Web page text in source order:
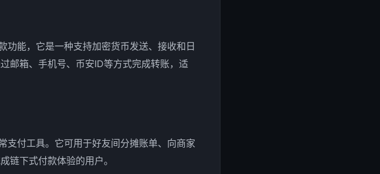
能，它是一种支持加密货币发送、接收和日
邮箱、手机号、币安ID等方式完成转账，适
支付工具。它可用于好友间分摊账单、向商家
链下式付款体验的用户。